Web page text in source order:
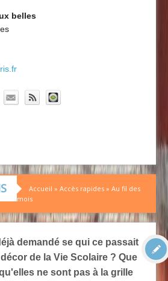
belles
Accueil » Accès rapides » Au fil des
mois
demandé se qui ce passait
de la Vie Scolaire ? Que
ne sont pas à la grille